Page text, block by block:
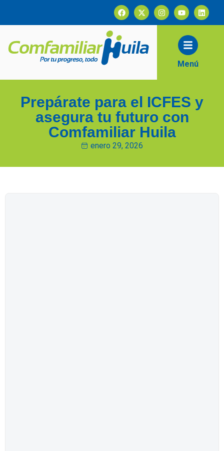
Menú
Prepárate para el ICFES y
asegura tu futuro con
Comfamiliar Huila
enero 29, 2026